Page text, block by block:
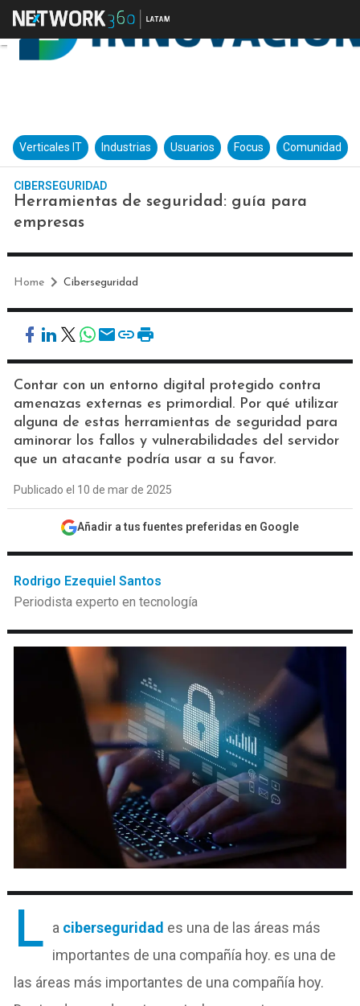
Verticales IT Industrias Usuarios Focus Comunidad
CIBERSEGURIDAD
Herramientas de seguridad: guía para
empresas
Home Ciberseguridad
Contar con un entorno digital protegido contra
amenazas externas es primordial. Por qué utilizar
alguna de estas herramientas de seguridad para
aminorar los fallos y vulnerabilidades del servidor
que un atacante podría usar a su favor.
Publicado el 10 de mar de 2025
Añadir a tus fuentes preferidas en Google
Rodrigo Ezequiel Santos
Periodista experto en tecnología
L a ciberseguridad es una de las áreas más
importantes de una compañía hoy. es una de
las áreas más importantes de una compañía hoy.